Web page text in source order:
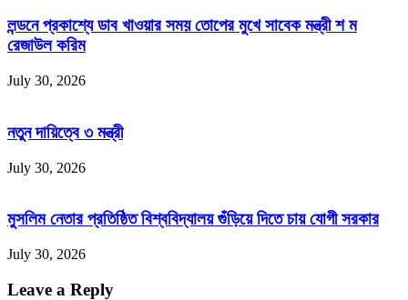
লন্ডনে প্রকাশ্যে ডাব খাওয়ার সময় তোপের মুখে সাবেক মন্ত্রী শ ম
রেজাউল করিম
July 30, 2026
নতুন দায়িত্বে ৩ মন্ত্রী
July 30, 2026
মুসলিম নেতার প্রতিষ্ঠিত বিশ্ববিদ্যালয় গুঁড়িয়ে দিতে চায় যোগী সরকার
July 30, 2026
Leave a Reply